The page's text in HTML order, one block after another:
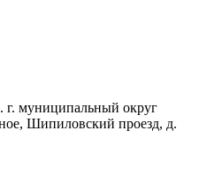
г. муниципальный округ
Шипиловский проезд, д.